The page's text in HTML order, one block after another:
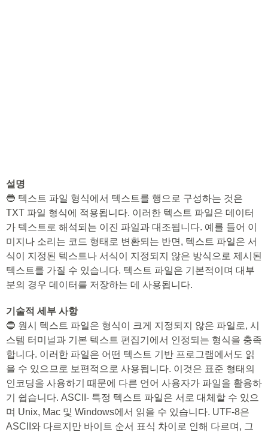
설명
🔵 텍스트 파일 형식에서 텍스트를 행으로 구성하는 것은
TXT 파일 형식에 적용됩니다. 이러한 텍스트 파일은 데이터
가 텍스트로 해석되는 이진 파일과 대조됩니다. 예를 들어 이
미지나 소리는 코드 형태로 변환되는 반면, 텍스트 파일은 서
식이 지정된 텍스트나 서식이 지정되지 않은 방식으로 제시된
텍스트를 가질 수 있습니다. 텍스트 파일은 기본적이며 대부
분의 경우 데이터를 저장하는 데 사용됩니다.
기술적 세부 사항
🔵 원시 텍스트 파일은 형식이 크게 지정되지 않은 파일로, 시
스템 터미널과 기본 텍스트 편집기에서 인정되는 형식을 충족
합니다. 이러한 파일은 어떤 텍스트 기반 프로그램에서도 읽
을 수 있으므로 보편적으로 사용됩니다. 이것은 표준 형태의
인코딩을 사용하기 때문에 다른 언어 사용자가 파일을 활용하
기 쉽습니다. ASCII- 특정 텍스트 파일은 서로 대체할 수 있으
며 Unix, Mac 및 Windows에서 읽을 수 있습니다. UTF-8은
ASCII와 다르지만 바이트 순서 표식 차이로 인해 다르며, 그